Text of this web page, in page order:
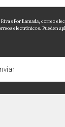
Por llamada, correo
electrónicos. Pueden